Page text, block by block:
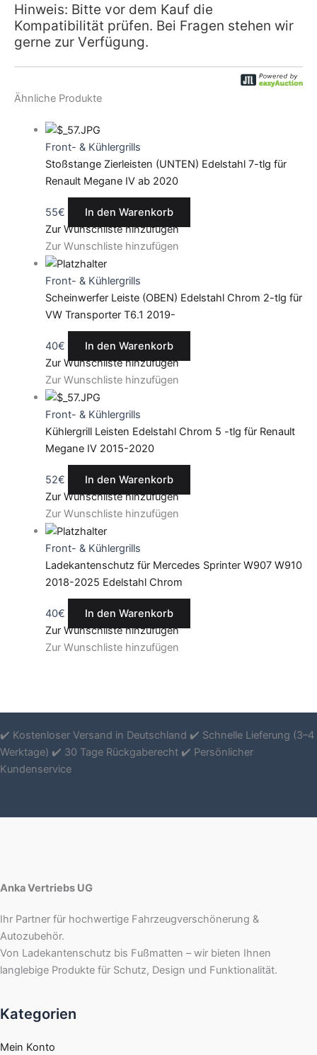
Hinweis: Bitte vor dem Kauf die
Kompatibilität prüfen. Bei Fragen stehen wir
gerne zur Verfügung.
Ähnliche Produkte
Front- & Kühlergrills
Stoßstange Zierleisten (UNTEN) Edelstahl 7-tlg für
Renault Megane IV ab 2020
55€
In den Warenkorb
Zur Wunschliste hinzufügen
Zur Wunschliste hinzufügen
Front- & Kühlergrills
Scheinwerfer Leiste (OBEN) Edelstahl Chrom 2-tlg für
VW Transporter T6.1 2019-
40€
In den Warenkorb
Zur Wunschliste hinzufügen
Zur Wunschliste hinzufügen
Front- & Kühlergrills
Kühlergrill Leisten Edelstahl Chrom 5 -tlg für Renault
Megane IV 2015-2020
52€
In den Warenkorb
Zur Wunschliste hinzufügen
Zur Wunschliste hinzufügen
Front- & Kühlergrills
Ladekantenschutz für Mercedes Sprinter W907 W910
2018-2025 Edelstahl Chrom
40€
In den Warenkorb
Zur Wunschliste hinzufügen
Zur Wunschliste hinzufügen
✔️ Kostenloser Versand in Deutschland ✔️ Schnelle Lieferung (3–4
Werktage) ✔️ 30 Tage Rückgaberecht ✔️ Persönlicher
Kundenservice
Anka Vertriebs UG
Ihr Partner für hochwertige Fahrzeugverschönerung &
Autozubehör.
Von Ladekantenschutz bis Fußmatten – wir bieten Ihnen
langlebige Produkte für Schutz, Design und Funktionalität.
Kategorien
Mein Konto